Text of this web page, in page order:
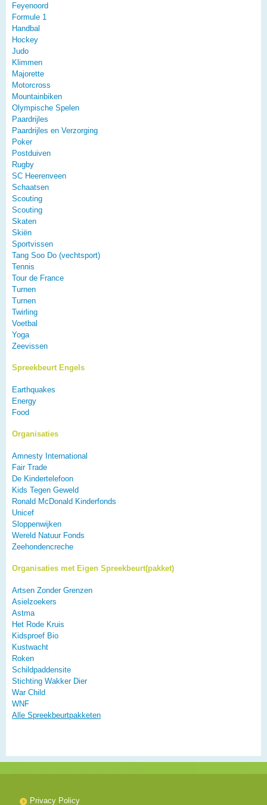
Feyenoord
Formule 1
Handbal
Hockey
Judo
Klimmen
Majorette
Motorcross
Mountainbiken
Olympische Spelen
Paardrijles
Paardrijles en Verzorging
Poker
Postduiven
Rugby
SC Heerenveen
Schaatsen
Scouting
Scouting
Skaten
Skiën
Sportvissen
Tang Soo Do (vechtsport)
Tennis
Tour de France
Turnen
Turnen
Twirling
Voetbal
Yoga
Zeevissen
Spreekbeurt Engels
Earthquakes
Energy
Food
Organisaties
Amnesty International
Fair Trade
De Kindertelefoon
Kids Tegen Geweld
Ronald McDonald Kinderfonds
Unicef
Sloppenwijken
Wereld Natuur Fonds
Zeehondencreche
Organisaties met Eigen Spreekbeurt(pakket)
Artsen Zonder Grenzen
Asielzoekers
Astma
Het Rode Kruis
Kidsproef Bio
Kustwacht
Roken
Schildpaddensite
Stichting Wakker Dier
War Child
WNF
Alle Spreekbeurtpakketen
Privacy Policy